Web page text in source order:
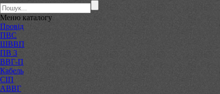
Меню каталогу
Провід
ПВС
ШВВП
ПВ 3
ВВГ-П
Кабель
СІП
АВВГ